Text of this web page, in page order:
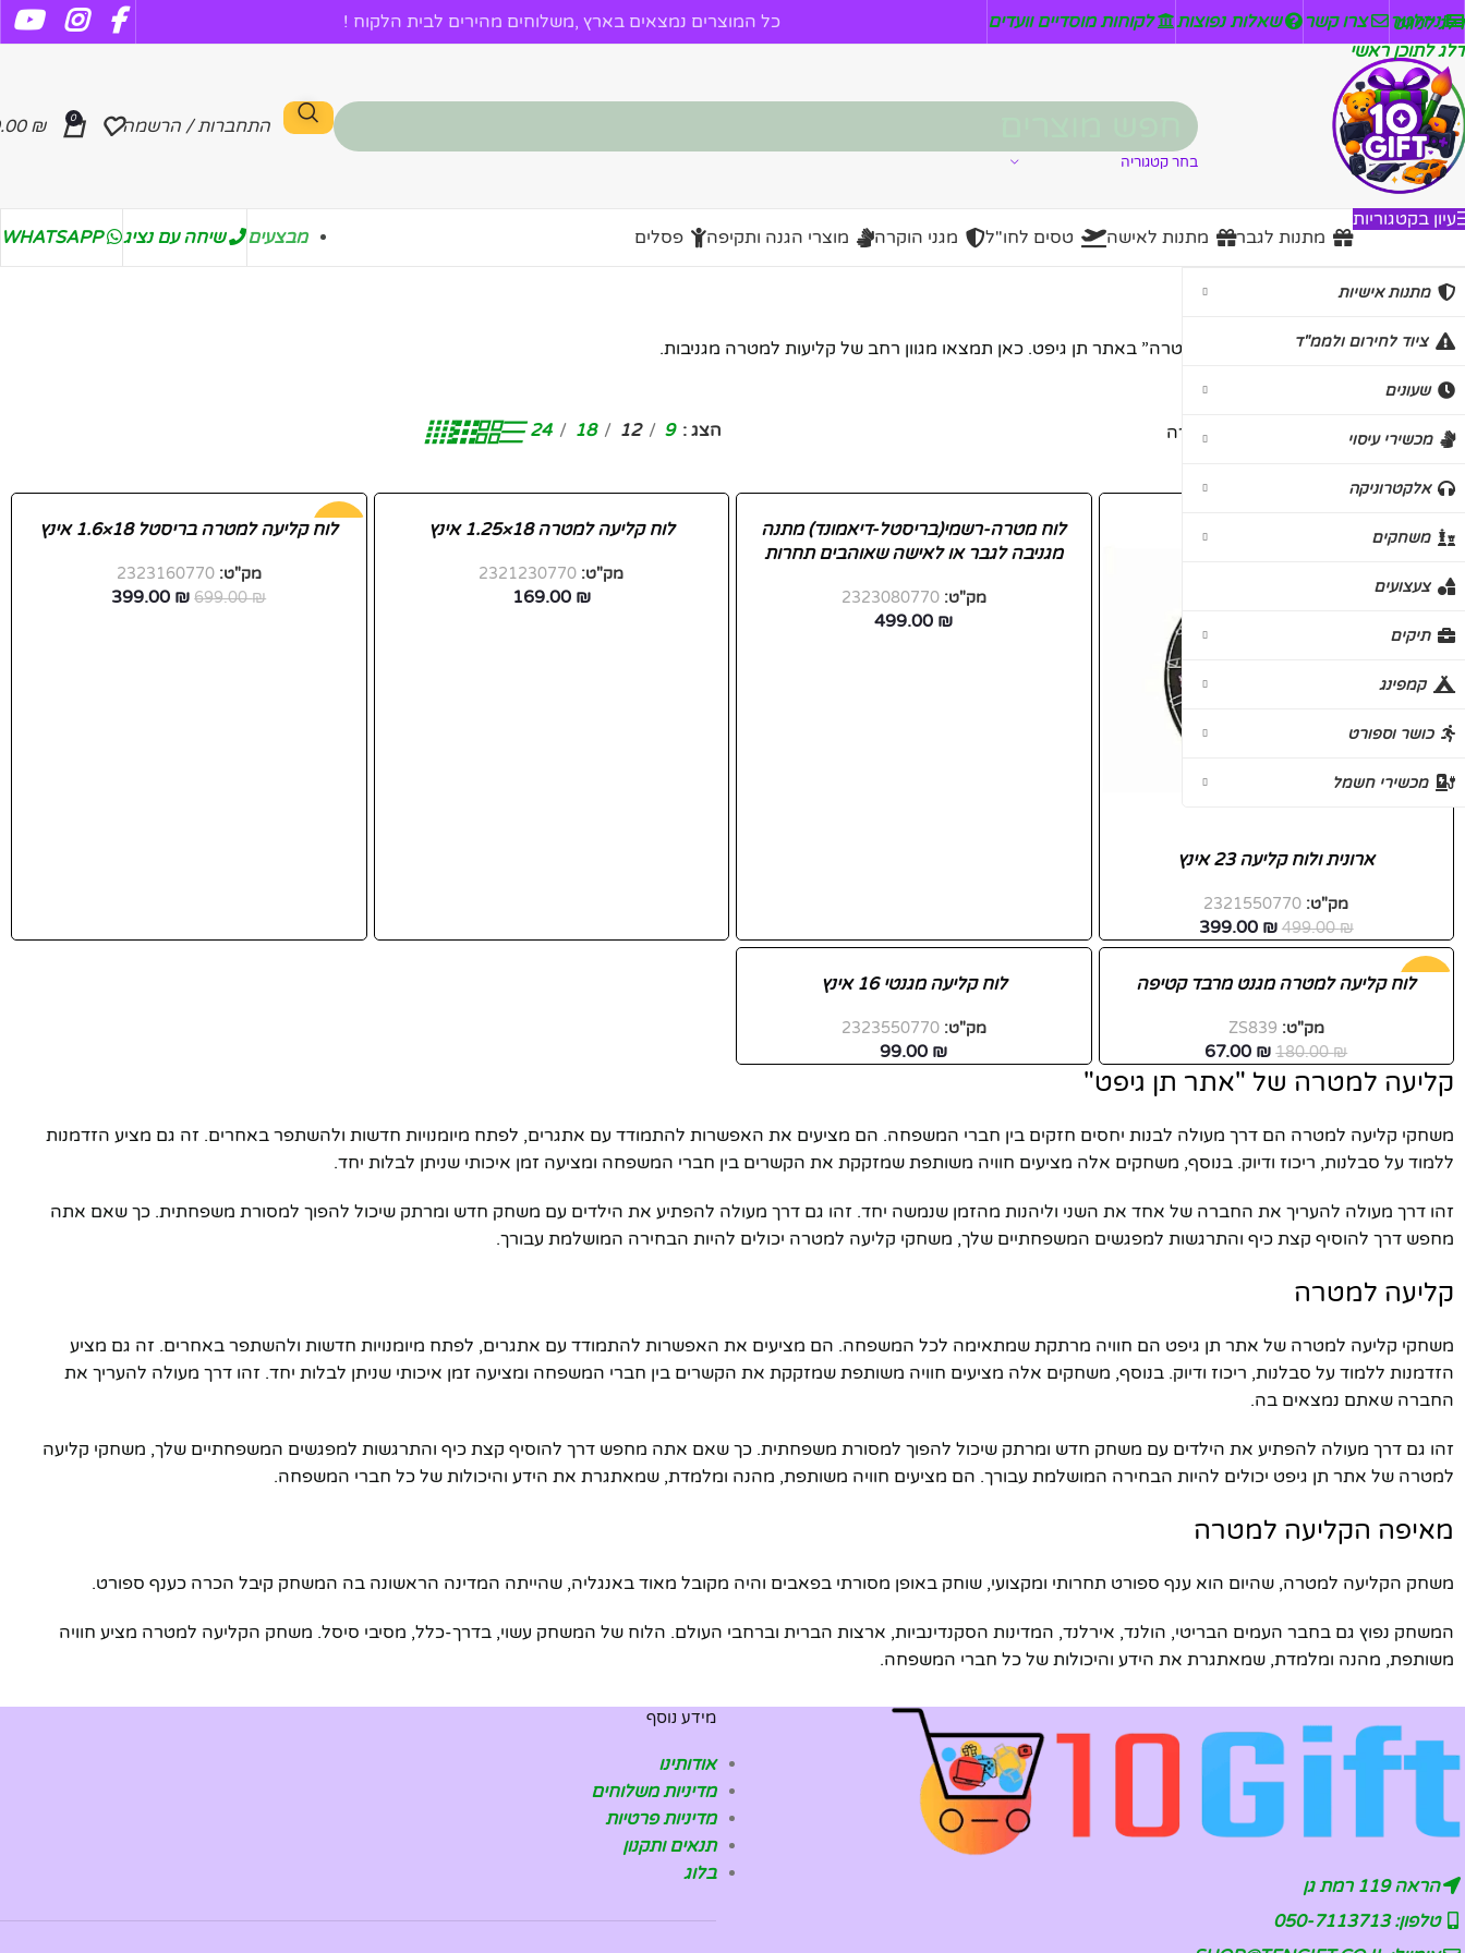
דלג לניווט
דלג לתוכן ראשי
ניזלטר צרו קשר שאלות נפוצות לקוחות מוסדיים וועדים כל המוצרים נמצאים בארץ ,משלוחים מהירים לבית הלקוח !
בחר קטגוריה
התחברות / הרשמה 0
₪
עיון בקטגוריות
מתנות אישיות
ציוד לחירום ולממ"ד
שעונים
מכשירי עיסוי
אלקטרוניקה
משחקים
צעצועים
תיקים
קמפינג
כושר וספורט
מכשירי חשמל
מתנות לגבר מתנות לאישה טסים לחו"ל מגני הוקרה מוצרי הגנה ותקיפה פסלים מבצעים שיחה עם נציג WHATSAPP
קליעה למטרה
ברוכים הבאים לקטגוריית “קליעה למטרה” באתר תן גיפט. כאן תמצאו מגוון רחב של קליעות למטרה מגניבות.
עמוד הבית/ משחקים קליעה למטרה הצג 9
12
18
24
-20%
ארונית ולוח קליעה 23 אינץ
מק"ט: 2321550770
499.00₪
399.00 ₪
לוח מטרה-רשמי(בריסטל-דיאמונד) מתנה
מגניבה לגבר או לאישה שאוהבים תחרות
מק"ט:2323080770
499.00 ₪
לוח קליעה למטרה 18×1.25 אינץ
מק"ט: 2321230770
169.00 ₪
-43%
לוח קליעה למטרה בריסטל 18×1.6 אינץ
מק"ט:2323160770
699.00₪
399.00 ₪
-63%לוח קליעה למטרה מגנט מרבד קטיפה
מק"ט: ZS839
180.00₪
67.00 ₪
לוח קליעה מגנטי 16 אינץ
מק"ט:2323550770
99.00 ₪
קליעה למטרה של "אתר תן גיפט"
משחקי קליעה למטרה הם דרך מעולה לבנות יחסים חזקים בין חברי המשפחה. הם מציעים את האפשרות להתמודד עם אתגרים, לפתח מיומנויות חדשות ולהשתפר באחרים. זה גם מציע הזדמנות
ללמוד על סבלנות, ריכוז ודיוק. בנוסף, משחקים אלה מציעים חוויה משותפת שמזקקת את הקשרים בין חברי המשפחה ומציעה זמן איכותי שניתן לבלות יחד.
זהו דרך מעולה להעריך את החברה של אחד את השני וליהנות מהזמן שנמשה יחד. זהו גם דרך מעולה להפתיע את הילדים עם משחק חדש ומרתק שיכול להפוך למסורת משפחתית. כך שאם אתה
מחפש דרך להוסיף קצת כיף והתרגשות למפגשים המשפחתיים שלך, משחקי קליעה למטרה יכולים להיות הבחירה המושלמת עבורך.
קליעה למטרה
משחקי קליעה למטרה של אתר תן גיפט הם חוויה מרתקת שמתאימה לכל המשפחה. הם מציעים את האפשרות להתמודד עם אתגרים, לפתח מיומנויות חדשות ולהשתפר באחרים. זה גם מציע
הזדמנות ללמוד על סבלנות, ריכוז ודיוק. בנוסף, משחקים אלה מציעים חוויה משותפת שמזקקת את הקשרים בין חברי המשפחה ומציעה זמן איכותי שניתן לבלות יחד. זהו דרך מעולה להעריך את
החברה שאתם נמצאים בה.
זהו גם דרך מעולה להפתיע את הילדים עם משחק חדש ומרתק שיכול להפוך למסורת משפחתית. כך שאם אתה מחפש דרך להוסיף קצת כיף והתרגשות למפגשים המשפחתיים שלך, משחקי קליעה
למטרה של אתר תן גיפט יכולים להיות הבחירה המושלמת עבורך. הם מציעים חוויה משותפת, מהנה ומלמדת, שמאתגרת את הידע והיכולות של כל חברי המשפחה.
מאיפה הקליעה למטרה
משחק הקליעה למטרה, שהיום הוא ענף ספורט תחרותי ומקצועי, שוחק באופן מסורתי בפאבים והיה מקובל מאוד באנגליה, שהייתה המדינה הראשונה בה המשחק קיבל הכרה כענף ספורט.
המשחק נפוץ גם בחבר העמים הבריטי, הולנד, אירלנד, המדינות הסקנדינביות, ארצות הברית וברחבי העולם. הלוח של המשחק עשוי, בדרך-כלל, מסיבי סיסל. משחק הקליעה למטרה מציע חוויה
משותפת, מהנה ומלמדת, שמאתגרת את הידע והיכולות של כל חברי המשפחה.
הראה 119 רמת גן
טלפון: 050-7113713
מידע נוסף
אודותינו
מדיניות משלוחים
מדיניות פרטיות
תנאים ותקנון
בלוג
פייסבוק
אינסטגרם
יוטיוב